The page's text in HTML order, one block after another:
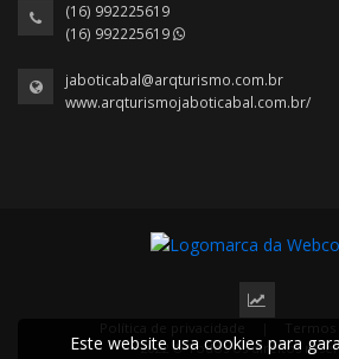
(16) 992225619
(16) 992225619
jaboticabal@arqturismo.com.br
www.arqturismojaboticabal.com.br/
2022 © Todos os direitos
Este website usa cookies para